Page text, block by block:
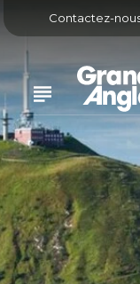
Contactez-